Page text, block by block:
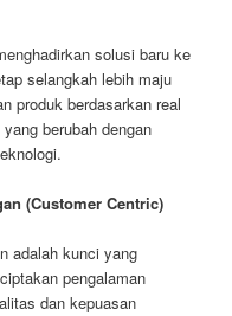
solusi baru ke
selangkah lebih maju
produk berdasarkan real
berubah dengan
(Customer Centric)
adalah kunci yang
pengalaman
dan kepuasan